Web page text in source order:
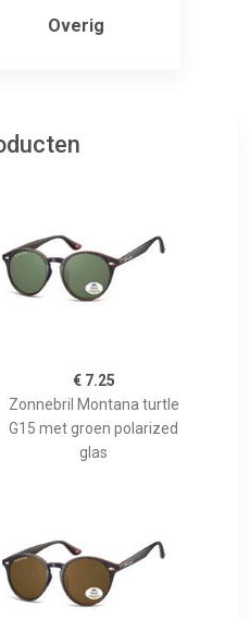
Overig
€ 7.25
Zonnebril Montana turtle
G15 met groen polarized
glas